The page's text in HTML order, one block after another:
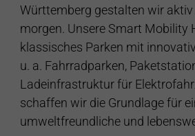
Württemberg gestalten wir
morgen. Unsere Smart Mobility
klassisches Parken mit
u. a. Fahrradparken,
Ladeinfrastruktur für
schaffen wir die Grundlage für
umweltfreundliche und